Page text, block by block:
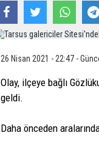
26 Nisan 2021 - 22:47 -
Olay, ilçeye bağlı
geldi.
Daha önceden